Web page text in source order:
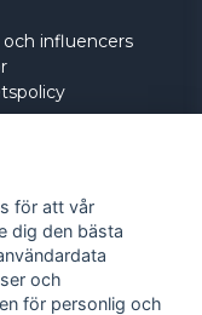
influencers
för att vår
dig den bästa
och
för personlig och